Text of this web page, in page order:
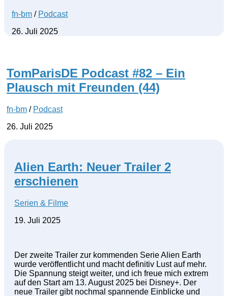
fn-bm / Podcast
26. Juli 2025
TomParisDE Podcast #82 – Ein
Plausch mit Freunden (44)
fn-bm / Podcast
26. Juli 2025
Alien Earth: Neuer Trailer 2
erschienen
Serien & Filme
19. Juli 2025
Der zweite Trailer zur kommenden Serie Alien Earth
wurde veröffentlicht und macht definitiv Lust auf mehr.
Die Spannung steigt weiter, und ich freue mich extrem
auf den Start am 13. August 2025 bei Disney+. Der
neue Trailer gibt nochmal spannende Einblicke und